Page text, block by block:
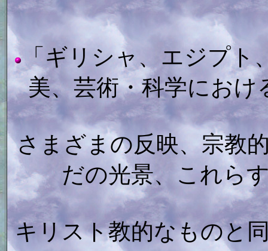
「ギリシャ、エジプト
美、芸術・科学にお
さまざまの反映、宗教
だの光景、これら
キリスト教的なものと